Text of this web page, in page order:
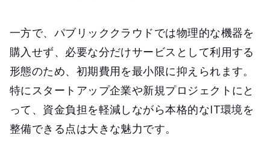
一方で、パブリッククラウドでは物理的な機器を
購入せず、必要な分だけサービスとして利用する
形態のため、初期費用を最小限に抑えられます。
特にスタートアップ企業や新規プロジェクトにと
って、資金負担を軽減しながら本格的なIT環境を
整備できる点は大きな魅力です。